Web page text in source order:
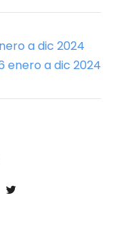
a dic 2024
enero a dic 2024